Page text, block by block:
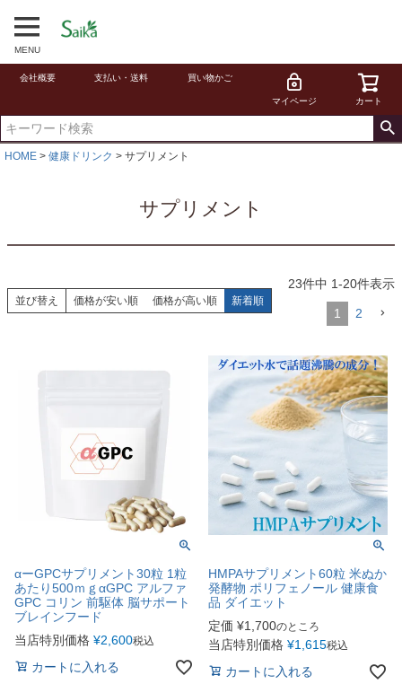
MENU
会社概要 支払い・送料 買い物かご
マイページ カート
HOME 健康ドリンク サプリメント
サプリメント
並び替え 価格が安い順 価格が高い順 新着順
23件中 1-20件表示
1 2
αーGPCサプリメント30粒 1粒
あたり500ｍｇαGPC アルファ
GPC コリン 前駆体 脳サポート
ブレインフード
当店特別価格 ¥2,600税込
カートに入れる
HMPAサプリメント60粒 米ぬか
発酵物 ポリフェノール 健康食
品 ダイエット
定価 ¥1,700のところ
当店特別価格 ¥1,615税込
カートに入れる